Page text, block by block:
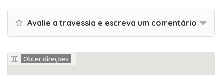
Avalie a travessia e escreva um comentário
Obter direções